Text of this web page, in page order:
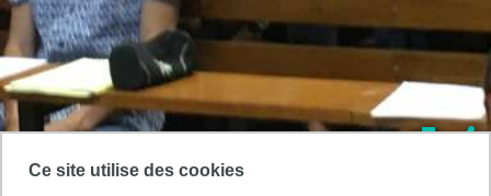
Ce site utilise des cookies
ACCUEIL
ETUDIANT